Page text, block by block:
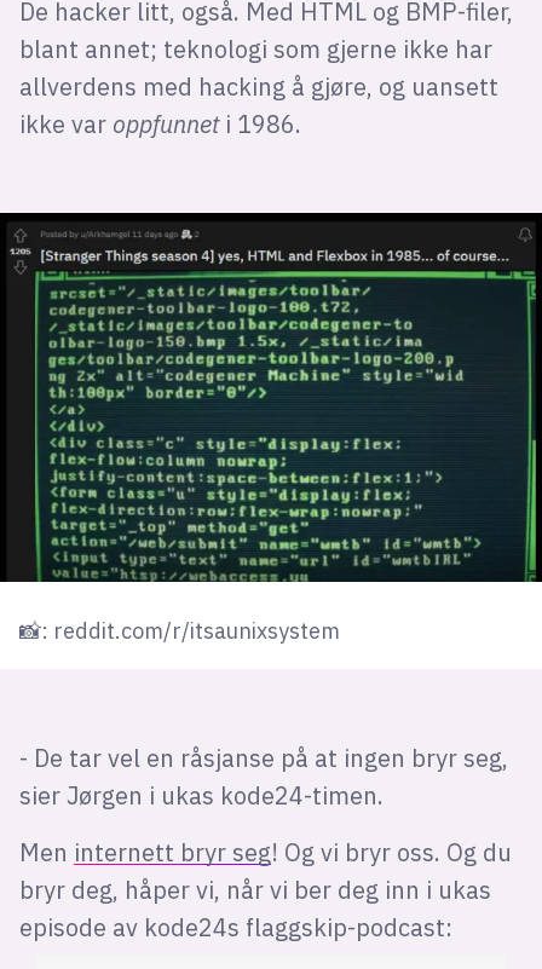
De hacker litt, også. Med HTML og BMP-filer,
blant annet; teknologi som gjerne ikke har
allverdens med hacking å gjøre, og uansett
ikke var oppfunnet i 1986.
📸: reddit.com/r/itsaunixsystem
- De tar vel en råsjanse på at ingen bryr seg,
sier Jørgen i ukas kode24-timen.
Men internett bryr seg! Og vi bryr oss. Og du
bryr deg, håper vi, når vi ber deg inn i ukas
episode av kode24s flaggskip-podcast: